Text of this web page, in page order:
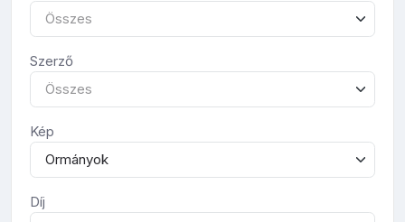
Összes
Szerző
Összes
Kép
Ormányok
Díj